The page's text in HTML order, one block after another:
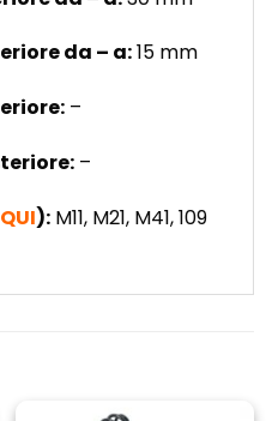
da – a:15 mm
–
–
QUI): M11, M21, M41, 109